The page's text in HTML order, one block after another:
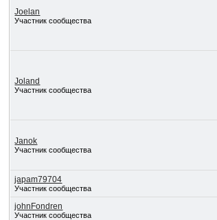
Joelan
Участник сообщества
Joland
Участник сообщества
Janok
Участник сообщества
japam79704
Участник сообщества
johnFondren
Участник сообщества